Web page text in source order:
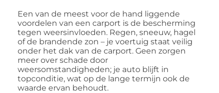
Een van de meest voor de hand liggende
voordelen van een carport is de bescherming
tegen weersinvloeden. Regen, sneeuw, hagel
of de brandende zon – je voertuig staat veilig
onder het dak van de carport. Geen zorgen
meer over schade door
weersomstandigheden; je auto blijft in
topconditie, wat op de lange termijn ook de
waarde ervan behoudt.